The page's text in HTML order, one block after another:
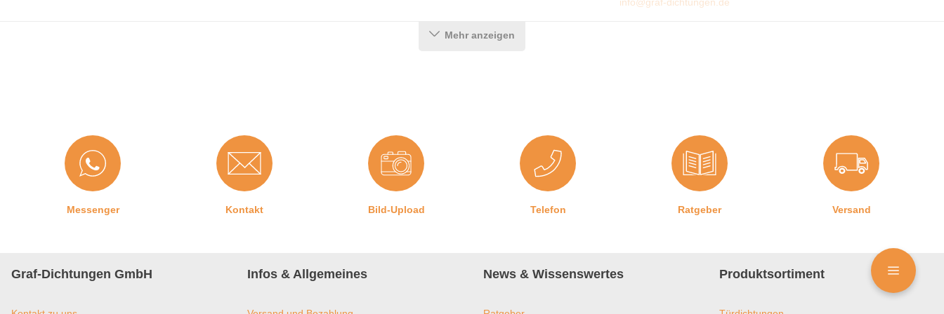
Mehr anzeigen
Messenger Kontakt Bild-Upload Telefon Ratgeber Versand
Graf-Dichtungen GmbH Infos & Allgemeines News & Wissenswertes Produktsortiment